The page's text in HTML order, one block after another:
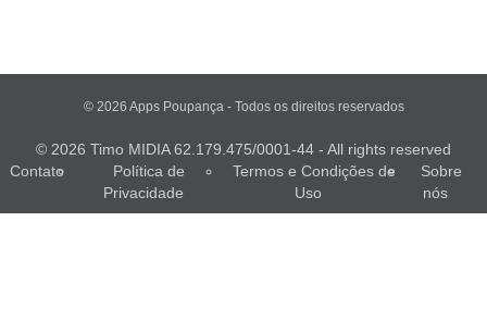
© 2026 Apps Poupança - Todos os direitos reservados
© 2026 Timo MIDIA 62.179.475/0001-44 - All rights reserved
Contato
Política de
Privacidade
Termos e Condições de
Uso
Sobre
nós